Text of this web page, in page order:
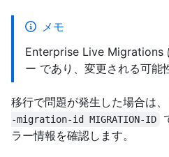
メモ
Enterprise Live Migrations
ー であり、変更される可能
移行で問題が発生した場合は、
-migration-id MIGRATION-ID
ラー情報を確認します。